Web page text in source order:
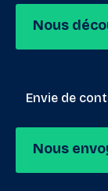
Nous
Envie de
Nous